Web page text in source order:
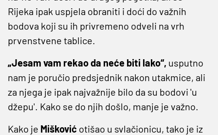
Rijeka ipak uspjela obraniti i doći do važnih
bodova koji su ih privremeno odveli na vrh
prvenstvene tablice.
„Jesam vam rekao da neće biti lako“, usputno
nam je poručio predsjednik nakon utakmice, ali
za njega je ipak najvažnije bilo da su bodovi 'u
džepu'. Kako se do njih došlo, manje je važno.
Kako je Mišković otišao u svlačionicu, tako je iz